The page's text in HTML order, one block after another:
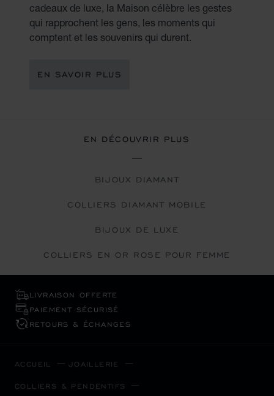
cadeaux de luxe, la Maison célèbre les gestes
qui rapprochent les gens, les moments qui
comptent et les souvenirs qui durent.
EN SAVOIR PLUS
EN DÉCOUVRIR PLUS
BIJOUX DIAMANT
COLLIERS DIAMANT MOBILE
BIJOUX DE LUXE
COLLIERS EN OR ROSE POUR FEMME
LIVRAISON OFFERTE
PAIEMENT SÉCURISÉ
RETOURS & ÉCHANGES
ACCUEIL JOAILLERIE
COLLIERS & PENDENTIFS